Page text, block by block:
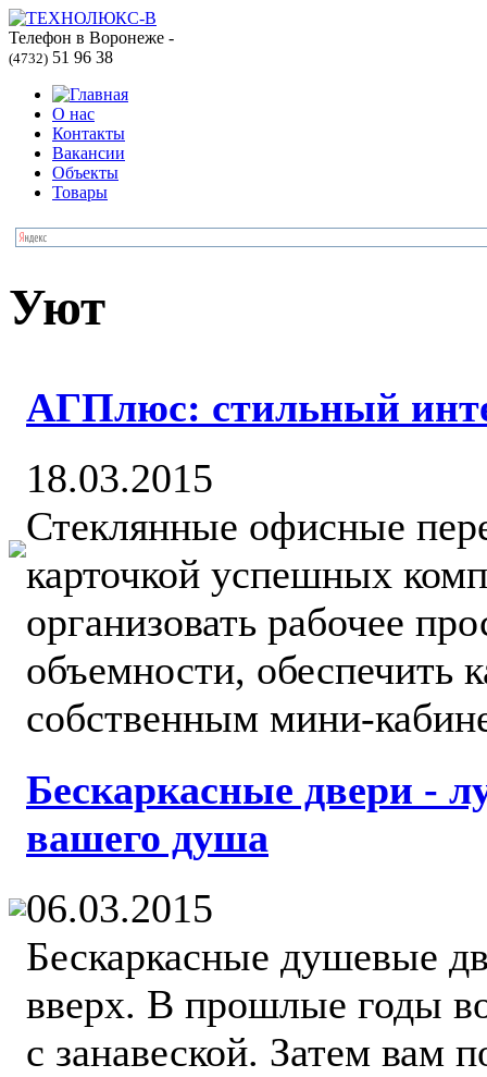
Телефон в Воронеже -
(4732) 51 96 38
О нас
Контакты
Вакансии
Объекты
Товары
Уют
АГПлюс: стильный
18.03.2015
Стеклянные офисные
карточкой успешных
организовать рабочее
объемности, обеспечить
собственным мини-
Бескаркасные двери -
вашего душа
06.03.2015
Бескаркасные душевые
вверх. В прошлые годы
с занавеской. Затем вам